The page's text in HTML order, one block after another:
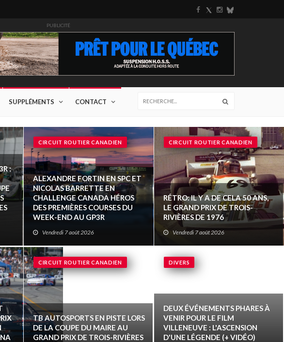
PUBLICITÉ
SUPPLÉMENTS CONTACT
:
CIRCUIT ROUTIER CANADIEN
ALEXANDRE FORTIN EN SPC ET
NICOLAS BARRETTE EN
CHALLENGE CANADA HÉROS
DES PREMIÈRES COURSES DU
WEEK-END AU GP3R
Vendredi 7 août 2026
CIRCUIT ROUTIER CANADIEN
RÉTRO: IL Y A DE CELA 50 ANS,
LE GRAND PRIX DE TROIS-
RIVIÈRES DE 1976
Vendredi 7 août 2026
CIRCUIT ROUTIER CANADIEN
TB AUTOSPORTS EN PISTE LORS
DE LA COUPE DU MAIRE AU
GRAND PRIX DE TROIS-RIVIÈRES
DIVERS
DEUX ÉVÉNEMENTS PHARES À
VENIR POUR LE FILM
VILLENEUVE : L'ASCENSION
D'UNE LÉGENDE (+ VIDÉO)